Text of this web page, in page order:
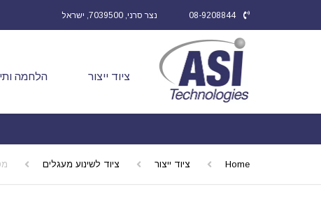
08-9208844 נצר סרני, 7039500, ישראל
ציוד ייצור הלחמה
Home ציוד ייצור ציוד לשינוע מעגלים